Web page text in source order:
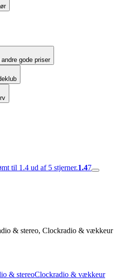
gode priser
til 1.4 ud af 5 stjerner.1.47
& stereo, Clockradio & vækkeur
& stereoClockradio & vækkeur